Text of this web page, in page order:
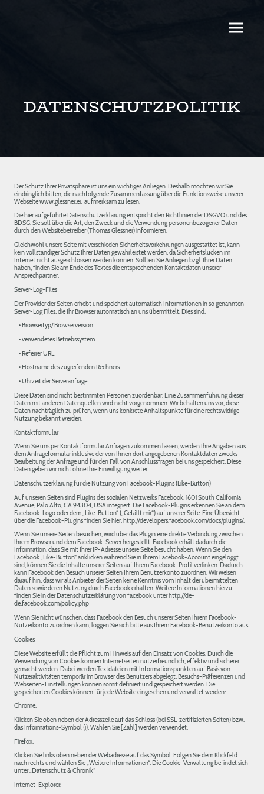
DATENSCHUTZPOLITIK
Der Schutz Ihrer Privatsphäre ist uns ein wichtiges Anliegen. Deshalb möchten wir Sie
eindringlich bitten, die nachfolgende Zusammenfassung über die Funktionsweise unserer
Webseite www.glessner.eu aufmerksam zu lesen.
Die hier aufgeführte Datenschutzerklärung entspricht den Richtlinien der DSGVO und des
BDSG. Sie soll über die Art, den Zweck und die Verwendung personenbezogener Daten
durch den Websitebetreiber (Thomas Glessner) informieren.
Gleichwohl unsere Seite mit verschieden Sicherheitsvorkehrungen ausgestattet ist, kann
kein vollständiger Schutz Ihrer Daten gewährleistet werden, da Sicherheitslücken im
Internet nicht ausgeschlossen werden können. Sollten Sie Anliegen bzgl. Ihrer Daten
haben, finden Sie am Ende des Textes die entsprechenden Kontaktdaten unserer
Ansprechpartner.
Server-Log-Files
Der Provider der Seiten erhebt und speichert automatisch Informationen in so genannten
Server-Log Files, die Ihr Browser automatisch an uns übermittelt. Dies sind:
• Browsertyp/ Browserversion
• verwendetes Betriebssystem
• Referrer URL
• Hostname des zugreifenden Rechners
• Uhrzeit der Serveranfrage
Diese Daten sind nicht bestimmten Personen zuordenbar. Eine Zusammenführung dieser
Daten mit anderen Datenquellen wird nicht vorgenommen. Wir behalten uns vor, diese
Daten nachträglich zu prüfen, wenn uns konkrete Anhaltspunkte für eine rechtswidrige
Nutzung bekannt werden.
Kontaktformular
Wenn Sie uns per Kontaktformular Anfragen zukommen lassen, werden Ihre Angaben aus
dem Anfrageformular inklusive der von Ihnen dort angegebenen Kontaktdaten zwecks
Bearbeitung der Anfrage und für den Fall von Anschlussfragen bei uns gespeichert. Diese
Daten geben wir nicht ohne Ihre Einwilligung weiter.
Datenschutzerklärung für die Nutzung von Facebook-Plugins (Like-Button)
Auf unseren Seiten sind Plugins des sozialen Netzwerks Facebook, 1601 South California
Avenue, Palo Alto, CA 94304, USA integriert. Die Facebook-Plugins erkennen Sie an dem
Facebook-Logo oder dem „Like-Button“ („Gefällt mir“) auf unserer Seite. Eine Übersicht
über die Facebook-Plugins finden Sie hier: http://developers.facebook.com/docs/plugins/.
Wenn Sie unsere Seiten besuchen, wird über das Plugin eine direkte Verbindung zwischen
Ihrem Browser und dem Facebook-Server hergestellt. Facebook erhält dadurch die
Information, dass Sie mit Ihrer IP-Adresse unsere Seite besucht haben. Wenn Sie den
Facebook „Like-Button“ anklicken während Sie in Ihrem Facebook-Account eingeloggt
sind, können Sie die Inhalte unserer Seiten auf Ihrem Facebook-Profil verlinken. Dadurch
kann Facebook den Besuch unserer Seiten Ihrem Benutzerkonto zuordnen. Wir weisen
darauf hin, dass wir als Anbieter der Seiten keine Kenntnis vom Inhalt der übermittelten
Daten sowie deren Nutzung durch Facebook erhalten. Weitere Informationen hierzu
finden Sie in der Datenschutzerklärung von facebook unter http://de-
de.facebook.com/policy.php
Wenn Sie nicht wünschen, dass Facebook den Besuch unserer Seiten Ihrem Facebook-
Nutzerkonto zuordnen kann, loggen Sie sich bitte aus Ihrem Facebook-Benutzerkonto aus.
Cookies
Diese Website erfüllt die Pflicht zum Hinweis auf den Einsatz von Cookies. Durch die
Verwendung von Cookies können Internetseiten nutzerfreundlich, effektiv und sicherer
gemacht werden. Dabei werden Textdateien mit Informationspunkten auf Basis von
Nutzeraktivitäten temporär im Browser des Benutzers abgelegt. Besuchs-Präferenzen und
Webseiten-Einstellungen können somit definiert und gespeichert werden. Die
gespeicherten Cookies können für jede Website eingesehen und verwaltet werden:
Chrome:
Klicken Sie oben neben der Adresszeile auf das Schloss (bei SSL-zertifizierten Seiten) bzw.
das Informations-Symbol (i). Wählen Sie [Zahl] werden verwendet.
Firefox:
Klicken Sie links oben neben der Webadresse auf das Symbol. Folgen Sie dem Klickfeld
nach rechts und wählen Sie „Weitere Informationen“. Die Cookie-Verwaltung befindet sich
unter „Datenschutz & Chronik“
Internet-Explorer: